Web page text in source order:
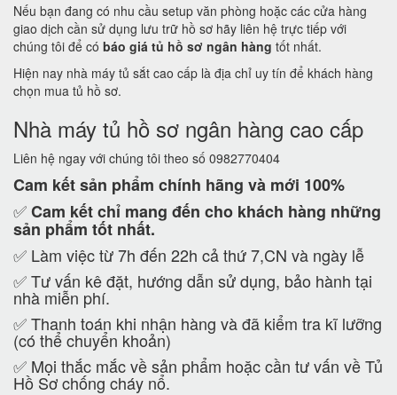
Nếu bạn đang có nhu cầu setup văn phòng hoặc các cửa hàng
giao dịch cần sử dụng lưu trữ hồ sơ hãy liên hệ trực tiếp với
chúng tôi để có báo giá tủ hồ sơ ngân hàng tốt nhất.
Hiện nay nhà máy tủ sắt cao cấp là địa chỉ uy tín để khách hàng
chọn mua tủ hồ sơ.
Nhà máy tủ hồ sơ ngân hàng cao cấp
Liên hệ ngay với chúng tôi theo số 0982770404
Cam kếtsản phẩm chính hãng và mới 100%
✅Cam kếtchỉ mang đến cho khách hàng những
sản phẩm tốt nhất.
✅ Làm việc từ 7h đến 22h cả thứ 7,CN và ngày lễ
✅ Tư vấn kê đặt, hướng dẫn sử dụng, bảo hành tại
nhà miễn phí.
✅ Thanh toán khi nhận hàng và đã kiểm tra kĩ lưỡng
(có thể chuyển khoản)
✅ Mọi thắc mắc về sản phẩm hoặc cần tư vấn về Tủ
Hồ Sơ chống cháy nổ.